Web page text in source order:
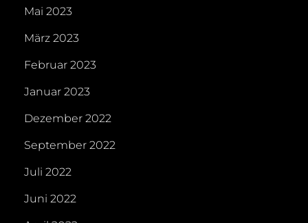
Mai 2023
März 2023
Februar 2023
Januar 2023
Dezember 2022
September 2022
Juli 2022
Juni 2022